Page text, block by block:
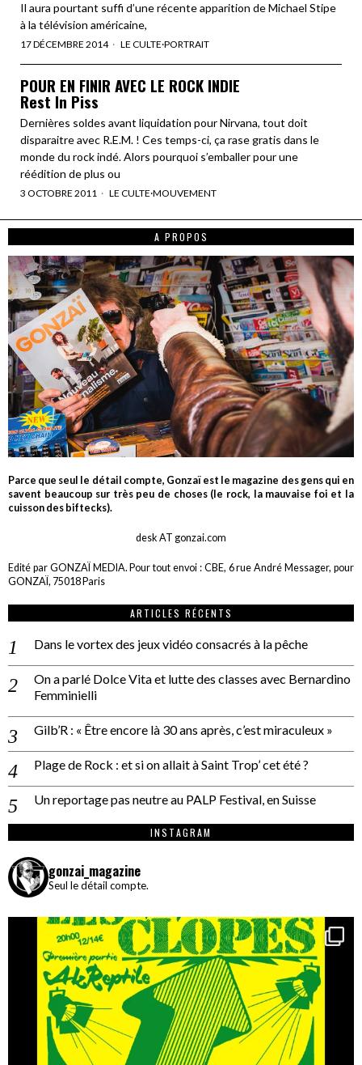
Il aura pourtant suffi d’une récente apparition de Michael Stipe
à la télévision américaine,
17 DÉCEMBRE 2014 LE CULTE·PORTRAIT
POUR EN FINIR AVEC LE ROCK INDIE
Rest In Piss
Dernières soldes avant liquidation pour Nirvana, tout doit
disparaitre avec R.E.M. ! Ces temps-ci, ça rase gratis dans le
monde du rock indé. Alors pourquoi s’emballer pour une
réédition de plus ou
3 OCTOBRE 2011 LE CULTE·MOUVEMENT
A PROPOS
Parce que seul le détail compte, Gonzaï est le magazine des gens qui en
savent beaucoup sur très peu de choses (le rock, la mauvaise foi et la
cuisson des biftecks).
desk AT gonzai.com
Edité par GONZAÏ MEDIA. Pour tout envoi : CBE, 6 rue André Messager, pour
GONZAÏ, 75018 Paris
ARTICLES RÉCENTS
Dans le vortex des jeux vidéo consacrés à la pêche
On a parlé Dolce Vita et lutte des classes avec Bernardino
Femminielli
Gilb’R : « Être encore là 30 ans après, c’est miraculeux »
Plage de Rock : et si on allait à Saint Trop’ cet été ?
Un reportage pas neutre au PALP Festival, en Suisse
INSTAGRAM
gonzai_magazine
Seul le détail compte.